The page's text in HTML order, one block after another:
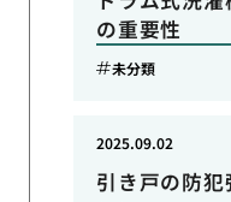
の重要性
未分類
引き戸の防
2025.09.02